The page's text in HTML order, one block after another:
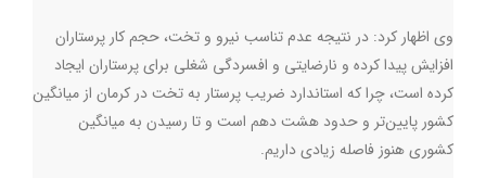
وی اظهار کرد: در نتیجه عدم تناسب نیرو و تخت، حجم کار پرستاران
افزایش پیدا کرده و نارضایتی و افسردگی شغلی برای پرستاران ایجاد
کرده است، چرا که استاندارد ضریب پرستار به تخت در کرمان از میانگین
کشور پایین‌تر و حدود هشت دهم است و تا رسیدن به میانگین
کشوری هنوز فاصله زیادی داریم.